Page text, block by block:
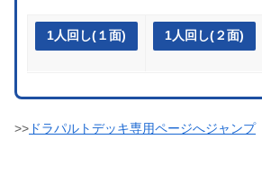
1人回し(１面) 1人回し(２面)
>> ドラパルトデッキ専用ページへジャンプ